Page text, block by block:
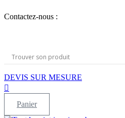
au
Contactez-nous :
DEVIS SUR MESURE
Panier